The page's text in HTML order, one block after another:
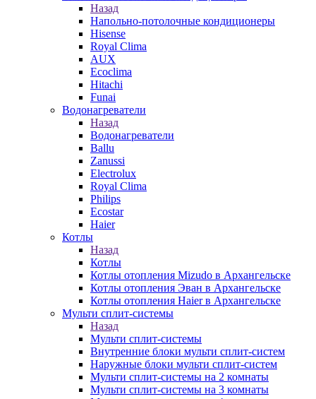
Назад
Напольно-потолочные кондиционеры
Hisense
Royal Clima
AUX
Ecoclima
Hitachi
Funai
Водонагреватели
Назад
Водонагреватели
Ballu
Zanussi
Electrolux
Royal Clima
Philips
Ecostar
Haier
Котлы
Назад
Котлы
Котлы отопления Mizudo в Архангельске
Котлы отопления Эван в Архангельске
Котлы отопления Haier в Архангельске
Мульти сплит-системы
Назад
Мульти сплит-системы
Внутренние блоки мульти сплит-систем
Наружные блоки мульти сплит-систем
Мульти сплит-системы на 2 комнаты
Мульти сплит-системы на 3 комнаты